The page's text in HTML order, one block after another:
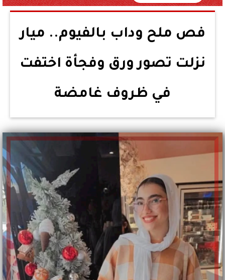
فص ملح وداب بالفيوم.. ميار
نزلت تصور ورق وفجأة اختفت
في ظروف غامضة